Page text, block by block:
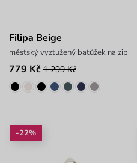
Filipa Beige
městský vyztužený batůžek na zip
779 Kč 1 299 Kč
-22%